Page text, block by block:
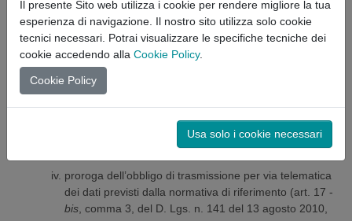
data del 27 dicembre 2024 risultino regolarmente
iscritte nel Registro VASP, di continuare a prestare
servizi relativi all’utilizzo di valute virtuali o di
portafoglio digitale senza presentare istanza ai sensi
dell'articolo 62 del MiCAR, qualora appartengano allo
stesso gruppo di una società che presenti una
diverso dall’Italia entro la data del 30 dicembre 2025,
fino al rilascio o al diniego dell’autorizzazione e
proroga dell’obbligo di trasmissione per via telematica
dei dati previsti dalla normativa di riferimento (art. 17 -
bis , comma 3, del D. Lgs. n. 141 del 13 agosto 2010,
Il presente Sito web utilizza i cookie per rendere migliore la tua
esperienza di navigazione. Il nostro sito utilizza solo cookie
tecnici necessari. Potrai visualizzare le specifiche tecniche dei
cookie accedendo alla Cookie Policy.
Cookie Policy
Usa solo i cookie necessari